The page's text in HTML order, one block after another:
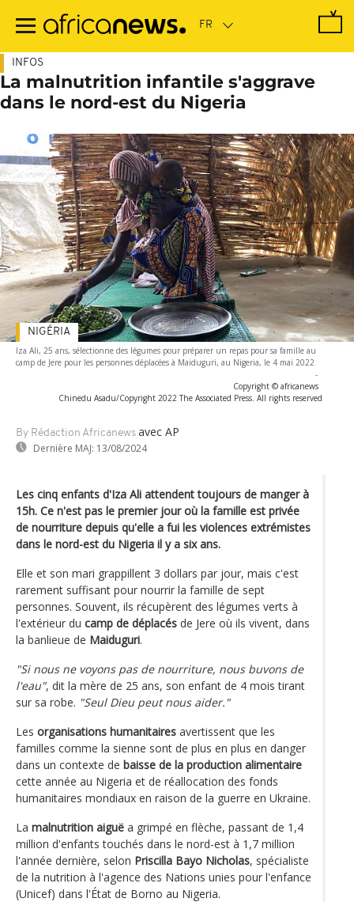
contenu
INFOS
La malnutrition infantile s'aggrave
dans le nord-est du Nigeria
Iza Ali, 25 ans, sélectionne des légumes pour préparer un repas pour sa famille au
camp de Jere pour les personnes déplacées à Maiduguri, au Nigeria, le 4 mai 2022
-
Copyright © africanews
Chinedu Asadu/Copyright 2022 The Associated Press. All rights reserved
By Rédaction Africanews avec AP
Dernière MAJ: 13/08/2024
NIGÉRIA
Les cinq enfants d'Iza Ali attendent toujours de manger à
15h. Ce n'est pas le premier jour où la famille est privée
de nourriture depuis qu'elle a fui les violences extrémistes
dans le nord-est du Nigeria il y a six ans.
Elle et son mari grappillent 3 dollars par jour, mais c'est
rarement suffisant pour nourrir la famille de sept
personnes. Souvent, ils récupèrent des légumes verts à
l'extérieur du camp de déplacés de Jere où ils vivent, dans
la banlieue de Maiduguri.
"Si nous ne voyons pas de nourriture, nous buvons de
l'eau", dit la mère de 25 ans, son enfant de 4 mois tirant
sur sa robe. "Seul Dieu peut nous aider."
Les organisations humanitaires avertissent que les
familles comme la sienne sont de plus en plus en danger
dans un contexte de baisse de la production alimentaire
cette année au Nigeria et de réallocation des fonds
humanitaires mondiaux en raison de la guerre en Ukraine.
La malnutrition aiguë a grimpé en flèche, passant de 1,4
million d'enfants touchés dans le nord-est à 1,7 million
l'année dernière, selon Priscilla Bayo Nicholas, spécialiste
de la nutrition à l'agence des Nations unies pour l'enfance
(Unicef) dans l'État de Borno au Nigeria.